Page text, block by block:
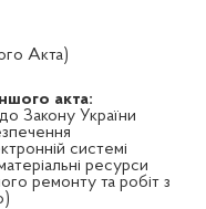
Акта)
акта:
Закону України
системі
ресурси
ремонту та робіт з